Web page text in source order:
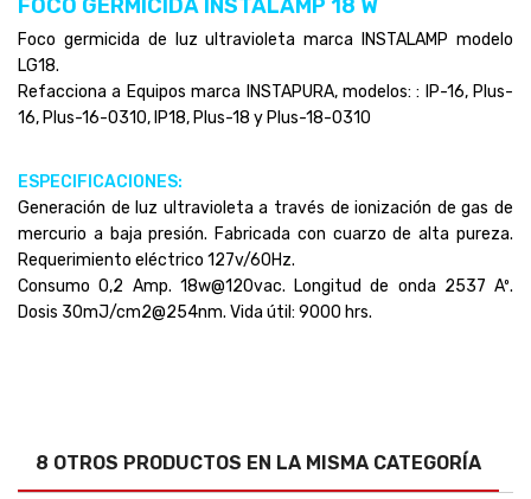
FOCO GERMICIDA INSTALAMP 18 W
Foco germicida de luz ultravioleta marca INSTALAMP modelo
LG18.
Refacciona a Equipos marca INSTAPURA, modelos: : IP-16, Plus-
16, Plus-16-0310, IP18, Plus-18 y Plus-18-0310
ESPECIFICACIONES:
Generación de luz ultravioleta a través de ionización de gas de
mercurio a baja presión. Fabricada con cuarzo de alta pureza.
Requerimiento eléctrico 127v/60Hz.
Consumo 0,2 Amp. 18w@120vac. Longitud de onda 2537 Aº.
Dosis 30mJ/cm2@254nm. Vida útil: 9000 hrs.
8 OTROS PRODUCTOS EN LA MISMA CATEGORÍA